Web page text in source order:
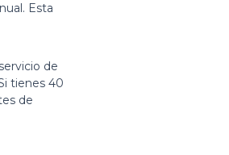
Esta
de
tienes 40
de